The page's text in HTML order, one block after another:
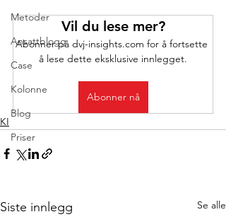
Metoder
Ansattblogg
Case
Kolonne
Blog
Priser
Vil du lese mer?
Abonner på dvj-insights.com for å fortsette
å lese dette eksklusive innlegget.
Abonner nå
KI
Siste innlegg Se alle